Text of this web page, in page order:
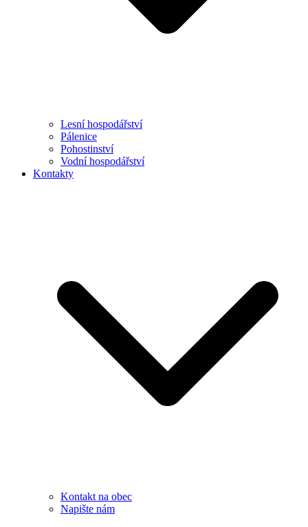
Lesní hospodářství
Pálenice
Pohostinství
Vodní hospodářství
Kontakty
Kontakt na obec
Napište nám